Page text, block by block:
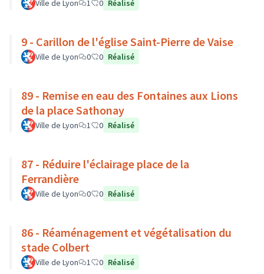
Ville de Lyon 1 0 Réalisé
9 - Carillon de l'église Saint-Pierre de Vaise
Ville de Lyon 0 0 Réalisé
89 - Remise en eau des Fontaines aux Lions
de la place Sathonay
Ville de Lyon 1 0 Réalisé
87 - Réduire l'éclairage place de la
Ferrandière
Ville de Lyon 0 0 Réalisé
86 - Réaménagement et végétalisation du
stade Colbert
Ville de Lyon 1 0 Réalisé